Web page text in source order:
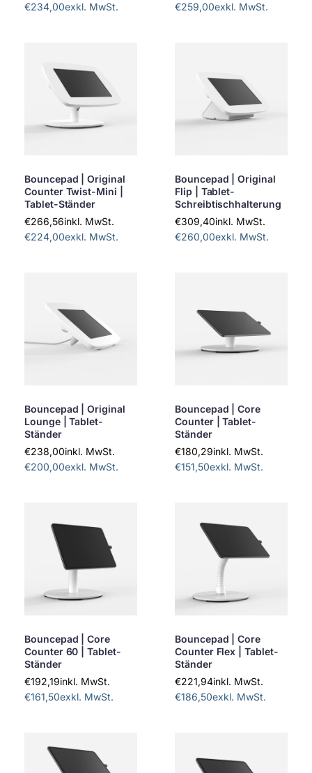
€234,00exkl. MwSt. €259,00exkl. MwSt.
Bouncepad | Original
Counter Twist-Mini |
Tablet-Ständer
€266,56inkl. MwSt.
€224,00exkl. MwSt.
Bouncepad | Original
Flip | Tablet-
Schreibtischhalterung
€309,40inkl. MwSt.
€260,00exkl. MwSt.
Bouncepad | Original
Lounge | Tablet-
Ständer
€238,00inkl. MwSt.
€200,00exkl. MwSt.
Bouncepad | Core
Counter | Tablet-
Ständer
€180,29inkl. MwSt.
€151,50exkl. MwSt.
Bouncepad | Core
Counter 60 | Tablet-
Ständer
€192,19inkl. MwSt.
€161,50exkl. MwSt.
Bouncepad | Core
Counter Flex | Tablet-
Ständer
€221,94inkl. MwSt.
€186,50exkl. MwSt.